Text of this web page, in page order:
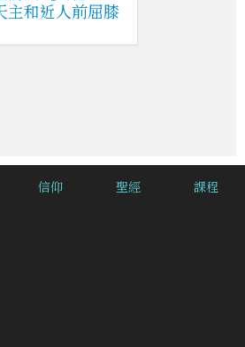
主和近人前屈膝
信仰 聖經 課程